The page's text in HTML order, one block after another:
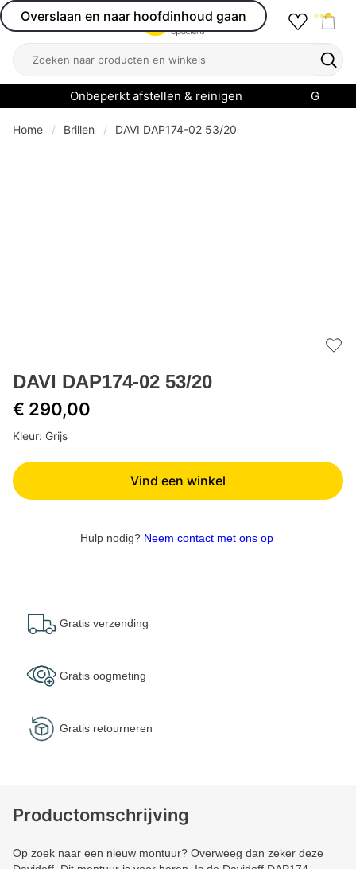
Overslaan en naar hoofdinhoud gaan
Open menu
Zoeken
Onbeperkt afstellen & reinigen
Home Brillen DAVI DAP174-02 53/20
DAVI DAP174-02 53/20
€ 290,00
Kleur: Grijs
Vind een winkel
Hulp nodig? Neem contact met ons op
Gratis verzending
Gratis oogmeting
Gratis retourneren
Productomschrijving
Op zoek naar een nieuw montuur? Overweeg dan zeker deze